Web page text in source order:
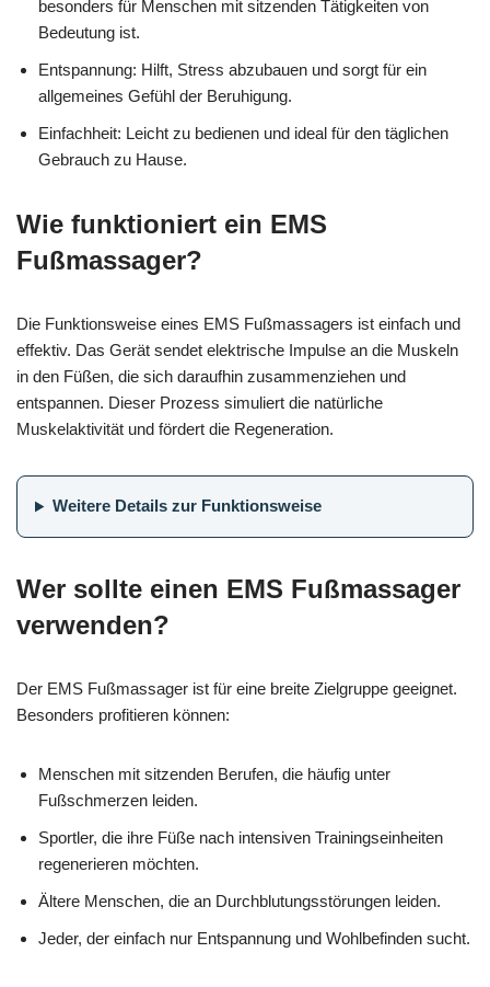
besonders für Menschen mit sitzenden Tätigkeiten von
Bedeutung ist.
Entspannung: Hilft, Stress abzubauen und sorgt für ein
allgemeines Gefühl der Beruhigung.
Einfachheit: Leicht zu bedienen und ideal für den täglichen
Gebrauch zu Hause.
Wie funktioniert ein EMS
Fußmassager?
Die Funktionsweise eines EMS Fußmassagers ist einfach und
effektiv. Das Gerät sendet elektrische Impulse an die Muskeln
in den Füßen, die sich daraufhin zusammenziehen und
entspannen. Dieser Prozess simuliert die natürliche
Muskelaktivität und fördert die Regeneration.
Weitere Details zur Funktionsweise
Wer sollte einen EMS Fußmassager
verwenden?
Der EMS Fußmassager ist für eine breite Zielgruppe geeignet.
Besonders profitieren können:
Menschen mit sitzenden Berufen, die häufig unter
Fußschmerzen leiden.
Sportler, die ihre Füße nach intensiven Trainingseinheiten
regenerieren möchten.
Ältere Menschen, die an Durchblutungsstörungen leiden.
Jeder, der einfach nur Entspannung und Wohlbefinden sucht.